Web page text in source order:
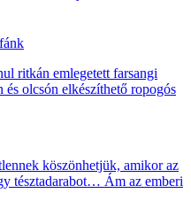
ritkán emlegetett farsangi
olcsón elkészíthető ropogós
köszönhetjük, amikor az
tésztadarabot… Ám az emberi